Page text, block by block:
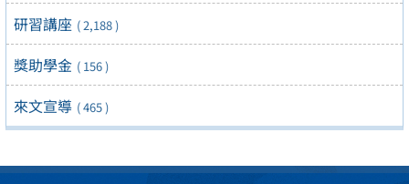
研習講座 ( 2,188 )
獎助學金 ( 156 )
來文宣導 ( 465 )